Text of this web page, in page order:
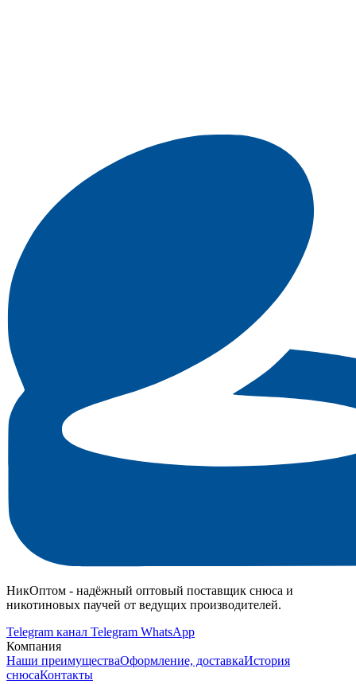
НикОптом - надёжный оптовый поставщик снюса и
никотиновых паучей от ведущих производителей.
Telegram канал Telegram WhatsApp
Компания
Наши преимуществаОформление, доставкаИстория
снюсаКонтакты